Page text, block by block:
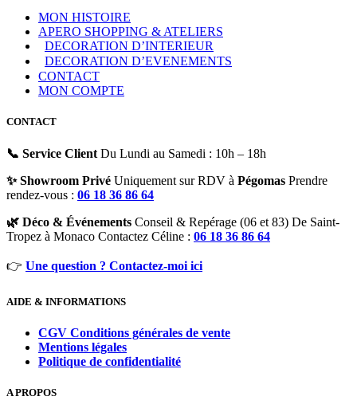
MON HISTOIRE
APERO SHOPPING & ATELIERS
DECORATION D’INTERIEUR
DECORATION D’EVENEMENTS
CONTACT
MON COMPTE
CONTACT
📞 Service Client Du Lundi au Samedi : 10h – 18h
✨ Showroom Privé Uniquement sur RDV à Pégomas Prendre
rendez-vous : 06 18 36 86 64
🌿 Déco & Événements Conseil & Repérage (06 et 83) De Saint-
Tropez à Monaco Contactez Céline : 06 18 36 86 64
👉 Une question ? Contactez-moi ici
AIDE & INFORMATIONS
CGV Conditions générales de vente
Mentions légales
Politique de confidentialité
A PROPOS